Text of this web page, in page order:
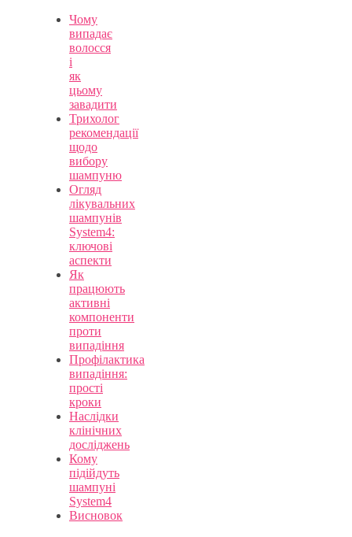
Чому
випадає
волосся
і
як
цьому
завадити
Трихолог
рекомендації
щодо
вибору
шампуню
Огляд
лікувальних
шампунів
System4:
ключові
аспекти
Як
працюють
активні
компоненти
проти
випадіння
Профілактика
випадіння:
прості
кроки
Наслідки
клінічних
досліджень
Кому
підійдуть
шампуні
System4
Висновок